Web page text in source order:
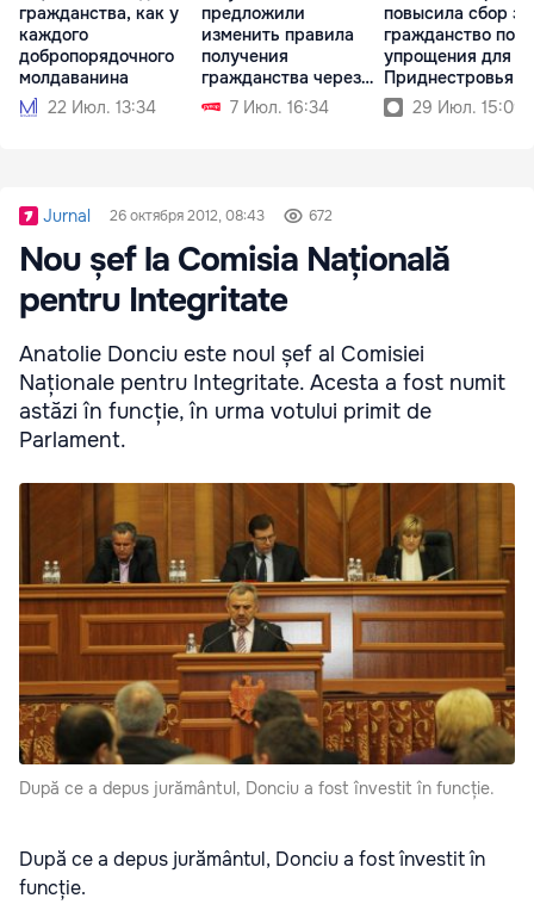
гражданства, как у
каждого
добропорядочного
молдаванина
22 Июл. 13:34
предложили
изменить правила
получения
гражданства через
брак7 Июл. 16:34
повысила сбор за
гражданство
упрощения для
Приднестровья
29 Июл. 15:09
Jurnal 26 октября 2012, 08:43 672
Nou șef la Comisia Națională
pentru Integritate
Anatolie Donciu este noul șef al Comisiei
Naționale pentru Integritate. Acesta a fost numit
astăzi în funcție, în urma votului primit de
Parlament.
După ce a depus jurământul, Donciu a fost învestit în funcție.
După ce a depus jurământul, Donciu a fost învestit în
funcție.